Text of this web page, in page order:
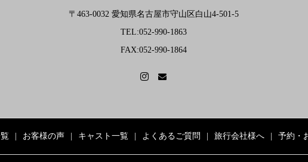
〒463-0032 愛知県名古屋市守山区白山4-501-5
TEL:052-990-1863
FAX:052-990-1864
お客様の声 キャスト一覧 よくあるご質問 旅行会社様へ 予約・